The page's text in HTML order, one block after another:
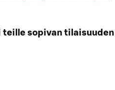
sopivan tilaisuuden